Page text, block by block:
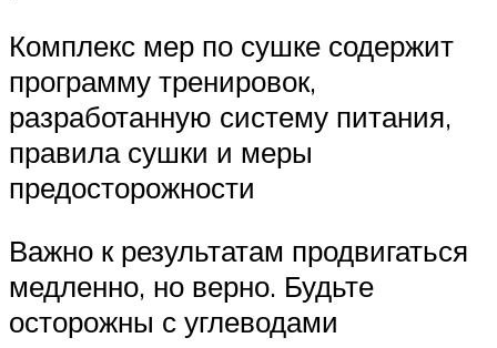
Комплекс мер по сушке содержит
программу тренировок,
разработанную систему питания,
правила сушки и меры
предосторожности
Важно к результатам продвигаться
медленно, но верно. Будьте
осторожны с углеводами